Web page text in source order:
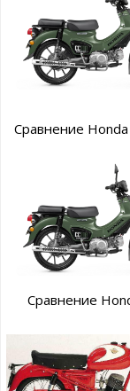
Сравнение Honda
Сравнение